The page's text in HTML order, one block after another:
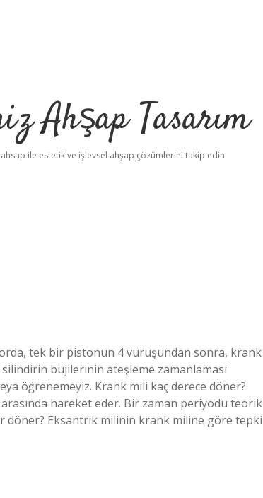
Ahşap Tasarım
ile estetik ve işlevsel ahşap çözümlerini takip edin
tek bir pistonun 4 vuruşundan sonra, krank
bujilerinin ateşleme zamanlaması
öğrenemeyiz. Krank mili kaç derece döner?
hareket eder. Bir zaman periyodu teorik
döner? Eksantrik milinin krank miline göre tepki